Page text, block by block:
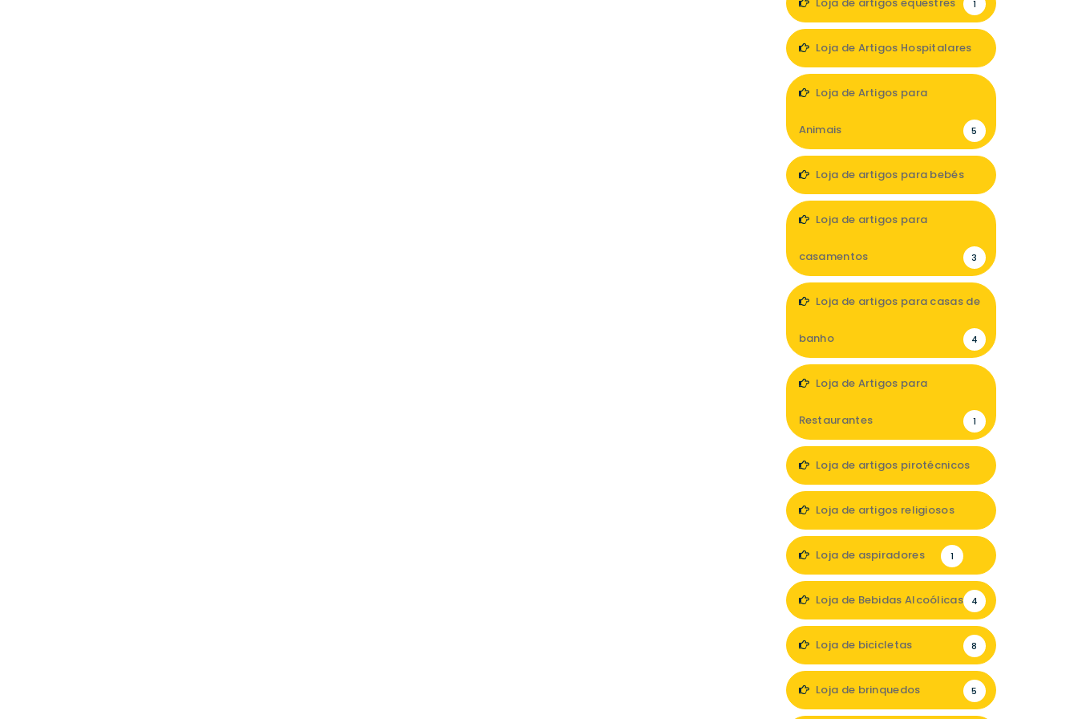
1
Loja de Artigos Hospitalares
Loja de Artigos para
Animais 5
Loja de artigos para bebés
Loja de artigos para
casamentos 3
Loja de artigos para casas de
banho 4
Loja de Artigos para
Restaurantes 1
Loja de artigos pirotécnicos
Loja de artigos religiosos
Loja de aspiradores 1
Loja de Bebidas Alcoólicas 4
Loja de bicicletas 8
Loja de brinquedos 5